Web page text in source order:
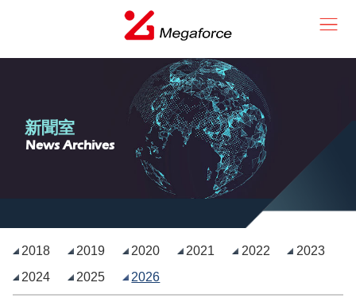
新聞室
News Archives
2018 2019 2020 2021 2022
2023
2024
2025 2026